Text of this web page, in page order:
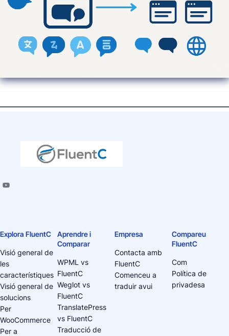
Explora FluentC
Visió general de
les
característiques
Visió general de
solucions
Per
WooCommerce
Per a
Aprendre i
Comparar
WPML vs
FluentC
Weglot vs
FluentC
TranslatePress
vs FluentC
Traducció de
Empresa
Contacta amb
FluentC
Comenceu a
traduir avui
Compareu
FluentC
Com
Política de
privadesa